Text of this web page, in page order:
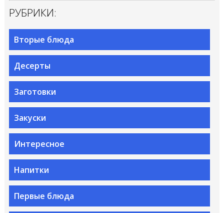
РУБРИКИ:
Вторые блюда
Десерты
Заготовки
Закуски
Интересное
Напитки
Первые блюда